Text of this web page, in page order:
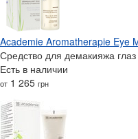
Academie Aromatherapie Eye
Средство для демакияжа
Есть в наличии
от 1 265 грн